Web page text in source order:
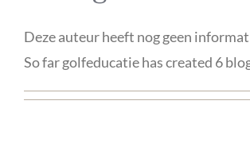
Deze auteur heeft nog geen
So far golfeducatie has created 6